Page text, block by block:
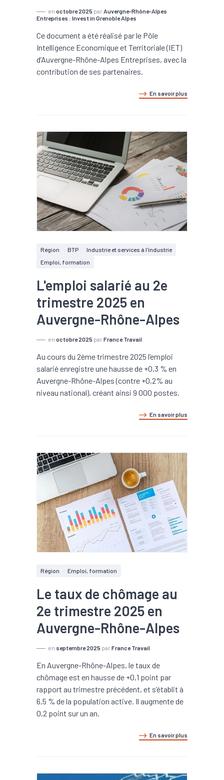
en octobre 2025 par Auvergne-Rhône-Alpes
Entreprises ; Invest in Grenoble Alpes
Ce document a été réalisé par le Pôle
Intelligence Economique et Territoriale (IET)
d’Auvergne-Rhône-Alpes Entreprises, avec la
contribution de ses partenaires.
En savoir plus
Région BTP
Industrie et services à l'industrie
Emploi, formation
L'emploi salarié au 2e
trimestre 2025 en
Auvergne-Rhône-Alpes
en octobre 2025 par France Travail
Au cours du 2ème trimestre 2025 l’emploi
salarié enregistre une hausse de +0,3 % en
Auvergne-Rhône-Alpes (contre +0,2% au
niveau national), créant ainsi 9 000 postes.
En savoir plus
Région Emploi, formation
Le taux de chômage au
2e trimestre 2025 en
Auvergne-Rhône-Alpes
en septembre 2025 par France Travail
En Auvergne-Rhône-Alpes, le taux de
chômage est en hausse de +0,1 point par
rapport au trimestre précédent, et s’établit à
6,5 % de la population active. Il augmente de
0,2 point sur un an.
En savoir plus